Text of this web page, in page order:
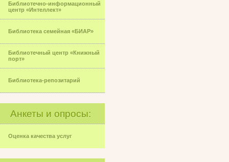
Библиотечно-информационный
центр «Интеллект»
Библиотека семейная «БИАР»
Библиотечный центр «Книжный
порт»
Библиотека-репозитарий
Анкеты и опросы:
Оценка качества услуг